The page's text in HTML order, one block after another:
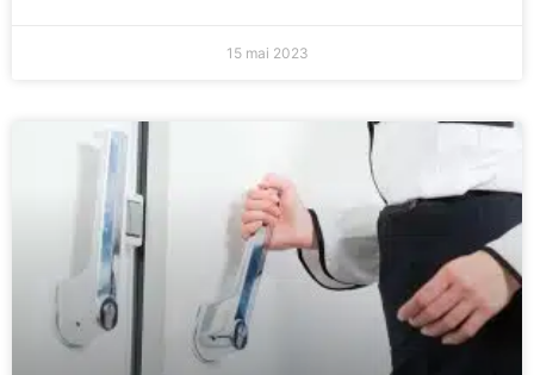
15 mai 2023